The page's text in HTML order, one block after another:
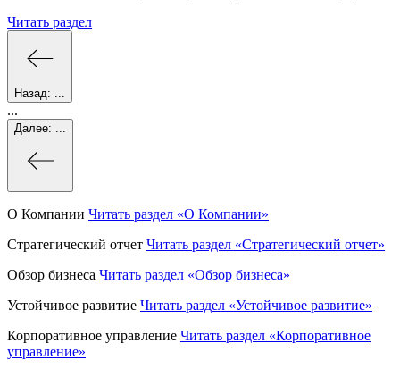
Читать раздел
Назад:
...
Далее:
О Компании Читать раздел «О Компании»
Стратегический отчет Читать раздел «Стратегический отчет»
Обзор бизнеса Читать раздел «Обзор бизнеса»
Устойчивое развитие Читать раздел «Устойчивое развитие»
Корпоративное управление Читать раздел «Корпоративное
управление»